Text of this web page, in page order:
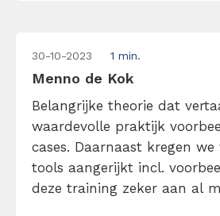
30-10-2023 1 min.
Menno de Kok
Belangrijke theorie dat
waardevolle praktijk
cases. Daarnaast kregen we
tools aangerijkt incl.
deze training zeker aan al